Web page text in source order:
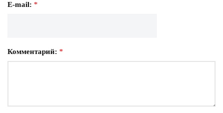
E-mail: *
Комментарий: *